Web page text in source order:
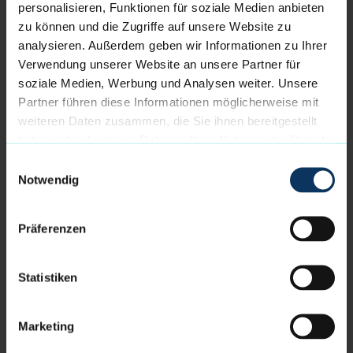
personalisieren, Funktionen für soziale Medien anbieten
zu können und die Zugriffe auf unsere Website zu
analysieren. Außerdem geben wir Informationen zu Ihrer
Verwendung unserer Website an unsere Partner für
soziale Medien, Werbung und Analysen weiter. Unsere
Partner führen diese Informationen möglicherweise mit
weiteren Daten zusammen, die Sie ihnen bereitgestellt
Notwendig
Präferenzen
Statistiken
Marketing
der Halbzeit des Spiels holt der Gospelchor
“Glad(e)makers“ seinen verschobenen Auftritt nach.
Der Kader der Eisbären Bremerhaven 2023/24:
Aaron Cook (0), Jordan Giles (1), Matt Frierson (3),
Lenny Larysz (4), Jarelle Reischel (5), Adrian
Breitlauch (7), Anton Meyer (9), Kevin Charles (10),
Robert Oehle (11), Hilmar Henningsson (15), Hendrik
Drescher (20), Nick Hornsby (33), Luca Merkel (43).
Eisbären Bremerhaven – Bozic Estriche Knights
Tip-Off Samstag, den 23.03.2024 um 18.00
Abendkasse: Ab 17.00 Uhr